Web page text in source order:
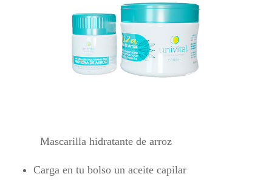
Mascarilla hidratante de arroz
Carga en tu bolso un aceite capilar